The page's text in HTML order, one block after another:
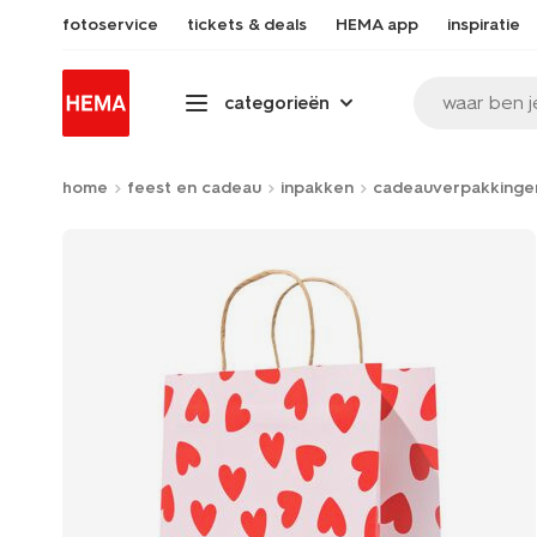
fotoservice tickets & deals HEMA app inspiratie
categorieën waar ben
home feest en cadeau inpakken